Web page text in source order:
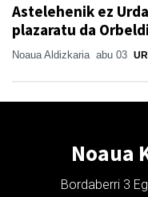
Astelehenik ez
plazaratu da
Noaua Aldizkaria abu 03
Noaua
Bordaberri 3